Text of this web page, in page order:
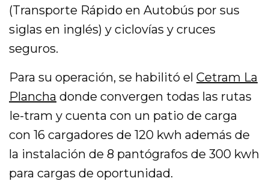
(Transporte Rápido en Autobús por sus
siglas en inglés) y ciclovías y cruces
seguros.
Para su operación, se habilitó elCetram La
Plancha donde convergen todas las rutas
Ie-tram y cuenta con un patio de carga
con 16 cargadores de 120 kwh además de
la instalación de 8 pantógrafos de 300 kwh
para cargas de oportunidad.